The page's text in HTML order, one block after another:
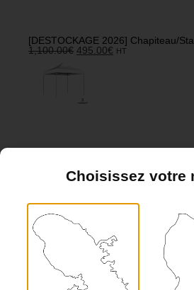
[DESTOCKAGE 2026] Chapiteau/
1,100.00€ 495.00€ HT
Elément de Structure ASD Angle 4
19.60€ HT
Choisissez votre